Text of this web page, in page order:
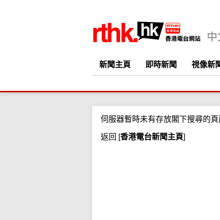
新聞主頁 即時新聞 視像新
伺服器暫時未有存放閣下搜尋的頁
返回 [香港電台新聞主頁]